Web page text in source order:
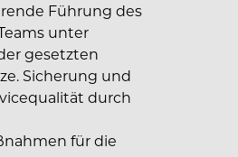
Führung des
unter
gesetzten
Sicherung und
durch
für die